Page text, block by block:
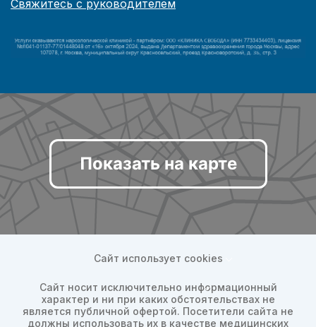
Свяжитесь с руководителем
Показать на карте
Сайт использует cookies
Сайт носит исключительно информационный
характер и ни при каких обстоятельствах не
является публичной офертой. Посетители сайта не
должны использовать их в качестве медицинских